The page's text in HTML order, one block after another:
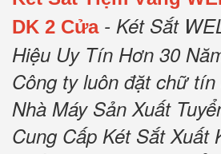
DK 2 Cửa- Két Sắt
Hiệu Uy Tín Hơn 30
Công ty luôn đặt chữ tín
Nhà Máy Sản Xuất
Cung Cấp Két Sắt Xuất